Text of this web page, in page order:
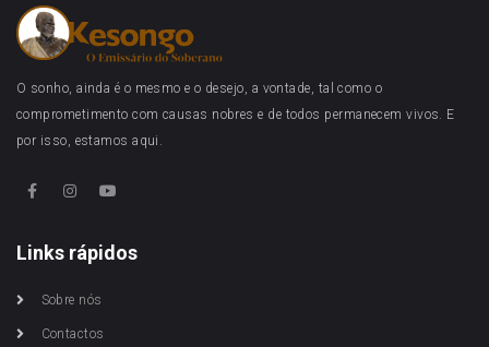
O sonho, ainda é o mesmo e o desejo, a vontade, tal como o
comprometimento com causas nobres e de todos permanecem vivos. E
por isso, estamos aqui.
Links rápidos
Sobre nós
Contactos